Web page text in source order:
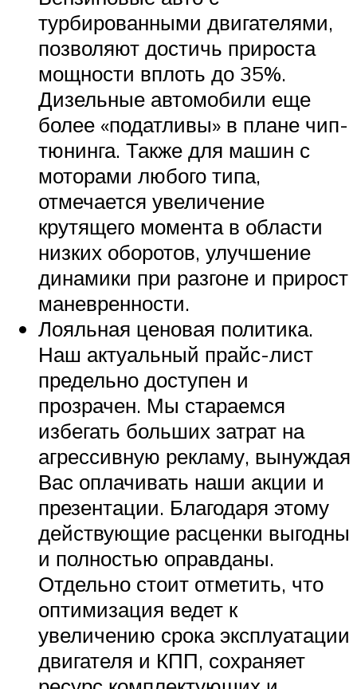
турбированными двигателями,
позволяют достичь прироста
мощности вплоть до 35%.
Дизельные автомобили еще
более «податливы» в плане чип-
тюнинга. Также для машин с
моторами любого типа,
отмечается увеличение
крутящего момента в области
низких оборотов, улучшение
динамики при разгоне и прирост
маневренности.
Лояльная ценовая политика.
Наш актуальный прайс-лист
предельно доступен и
прозрачен. Мы стараемся
избегать больших затрат на
агрессивную рекламу, вынуждая
Вас оплачивать наши акции и
презентации. Благодаря этому
действующие расценки выгодны
и полностью оправданы.
Отдельно стоит отметить, что
оптимизация ведет к
увеличению срока эксплуатации
двигателя и КПП, сохраняет